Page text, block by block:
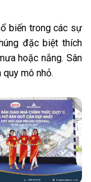
biến trong các sự
đặc biệt thích
hoặc nắng. Sân
mô nhỏ.